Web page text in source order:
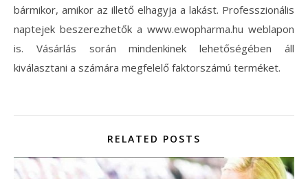
bármikor, amikor az illető elhagyja a lakást. Professzionális
naptejek beszerezhetők a www.ewopharma.hu weblapon
is. Vásárlás során mindenkinek lehetőségében áll
kiválasztani a számára megfelelő faktorszámú terméket.
RELATED POSTS